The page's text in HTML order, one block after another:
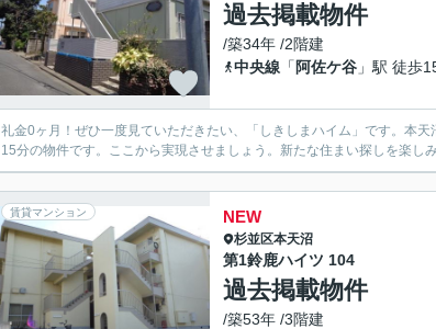
過去掲載物件
/築34年 /2階建
中央線 「 阿佐ケ谷 」駅 徒歩
礼金0ヶ月！ぜひ一度見ていただきたい、「しきしまハイム」です。本
15分の物件です。ここから実現させましょう。新たな住まい探しを楽し
賃貸マンション NEW
杉並区本天沼
第1鈴鹿ハイツ 104
過去掲載物件
/築53年 /3階建